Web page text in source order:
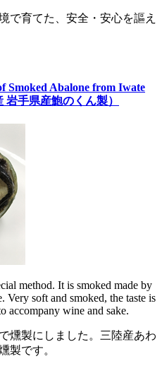
で育てた、安全・安心を謳え
Abalone from Iwate
手県産鮑のくん製）
method. It is smoked made by
Very soft and smoked, the taste is
accompany wine and sake.
燻製にしました。三陸産あわ
製です。